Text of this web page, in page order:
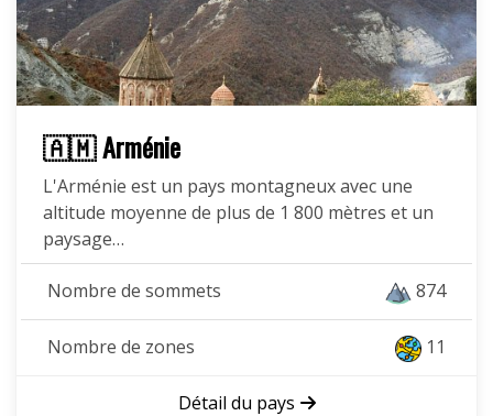
🇦🇲 Arménie
L'Arménie est un pays montagneux avec une
altitude moyenne de plus de 1 800 mètres et un
paysage…
Nombre de sommets 874
Nombre de zones 11
Détail du pays